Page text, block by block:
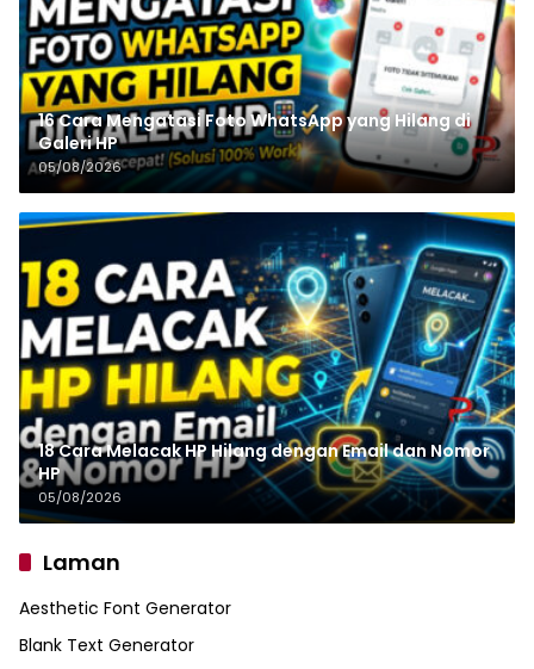
16 Cara Mengatasi Foto WhatsApp yang Hilang di
Galeri HP
05/08/2026
18 Cara Melacak HP Hilang dengan Email dan Nomor
HP
05/08/2026
Laman
Aesthetic Font Generator
Blank Text Generator